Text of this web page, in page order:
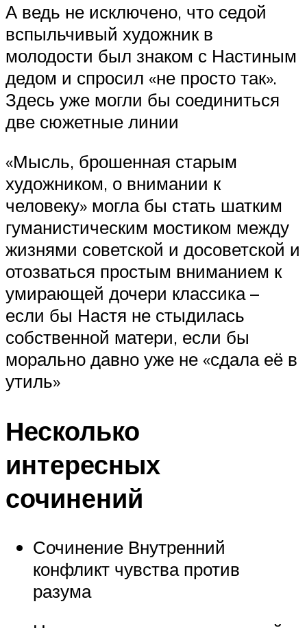
А ведь не исключено, что седой
вспыльчивый художник в
молодости был знаком с Настиным
дедом и спросил «не просто так».
Здесь уже могли бы соединиться
две сюжетные линии
«Мысль, брошенная старым
художником, о внимании к
человеку» могла бы стать шатким
гуманистическим мостиком между
жизнями советской и досоветской и
отозваться простым вниманием к
умирающей дочери классика –
если бы Настя не стыдилась
собственной матери, если бы
морально давно уже не «сдала её в
утиль»
Несколько
интересных
сочинений
Сочинение Внутренний
конфликт чувства против
разума